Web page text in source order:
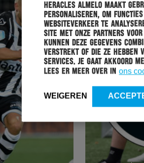
Heracles Almelo maakt
personaliseren, om
websiteverkeer te
site met onze partners
kunnen deze gegevens
verstrekt of die ze hebben
services. Je gaat akkoord
Lees er meer over in ons
WEIGEREN